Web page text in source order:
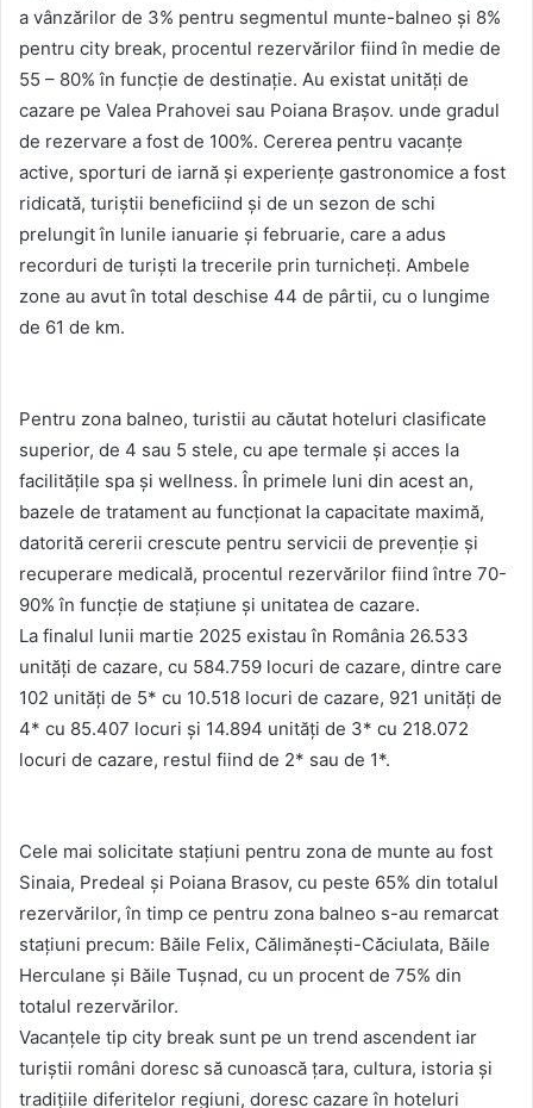
a vânzărilor de 3% pentru segmentul munte-balneo și 8%
pentru city break, procentul rezervărilor fiind în medie de
55 – 80% în funcție de destinație. Au existat unități de
cazare pe Valea Prahovei sau Poiana Brașov. unde gradul
de rezervare a fost de 100%. Cererea pentru vacanțe
active, sporturi de iarnă și experiențe gastronomice a fost
ridicată, turiștii beneficiind și de un sezon de schi
prelungit în lunile ianuarie și februarie, care a adus
recorduri de turiști la trecerile prin turnicheți. Ambele
zone au avut în total deschise 44 de pârtii, cu o lungime
de 61 de km.
Pentru zona balneo, turistii au căutat hoteluri clasificate
superior, de 4 sau 5 stele, cu ape termale și acces la
facilitățile spa și wellness. În primele luni din acest an,
bazele de tratament au funcționat la capacitate maximă,
datorită cererii crescute pentru servicii de prevenție și
recuperare medicală, procentul rezervărilor fiind între 70-
90% în funcție de stațiune și unitatea de cazare.
La finalul lunii martie 2025 existau în România 26.533
unități de cazare, cu 584.759 locuri de cazare, dintre care
102 unități de 5* cu 10.518 locuri de cazare, 921 unități de
4* cu 85.407 locuri și 14.894 unități de 3* cu 218.072
locuri de cazare, restul fiind de 2* sau de 1*.
Cele mai solicitate stațiuni pentru zona de munte au fost
Sinaia, Predeal și Poiana Brasov, cu peste 65% din totalul
rezervărilor, în timp ce pentru zona balneo s-au remarcat
stațiuni precum: Băile Felix, Călimănești-Căciulata, Băile
Herculane și Băile Tușnad, cu un procent de 75% din
totalul rezervărilor.
Vacanțele tip city break sunt pe un trend ascendent iar
turiștii români doresc să cunoască țara, cultura, istoria și
tradițiile diferitelor regiuni, doresc cazare în hoteluri